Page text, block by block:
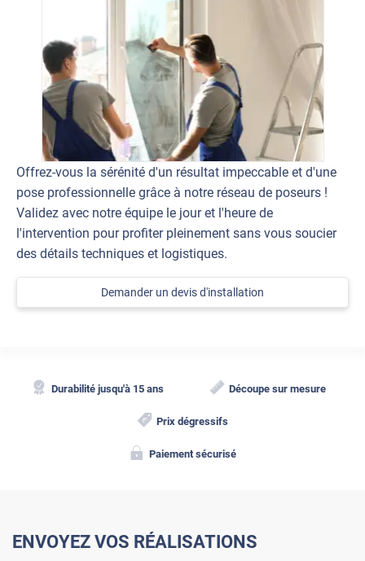
Offrez-vous la sérénité d'un résultat impeccable et d'une
pose professionnelle grâce à notre réseau de poseurs !
Validez avec notre équipe le jour et l'heure de
l'intervention pour profiter pleinement sans vous soucier
des détails techniques et logistiques.
Demander un devis d'installation
Durabilité jusqu'à 15 ans Découpe sur mesure
Prix dégressifs
Paiement sécurisé
ENVOYEZ VOS RÉALISATIONS